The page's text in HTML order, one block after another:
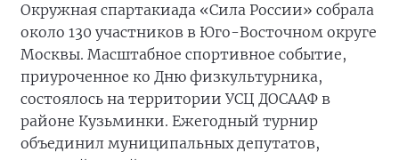
Окружная спартакиада «Сила России» собрала
около 130 участников в Юго-Восточном округе
Москвы. Масштабное спортивное событие,
приуроченное ко Дню физкультурника,
состоялось на территории УСЦ ДОСААФ в
районе Кузьминки. Ежегодный турнир
объединил муниципальных депутатов,